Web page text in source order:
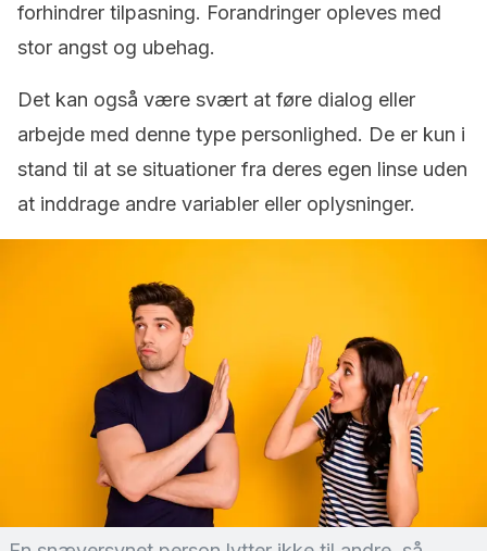
forhindrer tilpasning. Forandringer opleves med
stor angst og ubehag.
Det kan også være svært at føre dialog eller
arbejde med denne type personlighed. De er kun i
stand til at se situationer fra deres egen linse uden
at inddrage andre variabler eller oplysninger.